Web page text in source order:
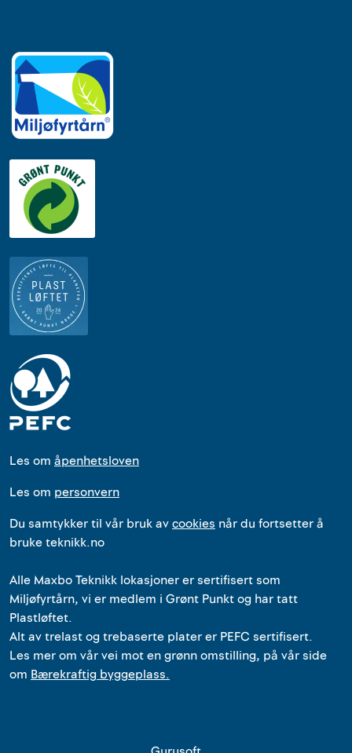
Les om åpenhetsloven
Les om personvern
Du samtykker til vår bruk avcookies når du fortsetter å
bruke teknikk.no
Alle Maxbo Teknikk lokasjonerersertifisert som
Miljøfyrtårn, vi er medlem i Grønt Punkt og har tatt
Plastløftet.
Alt av trelast og trebaserte plater er PEFC sertifisert.
Les mer om vår vei mot en grønn omstilling, på vår side
om Bærekraftig byggeplass.